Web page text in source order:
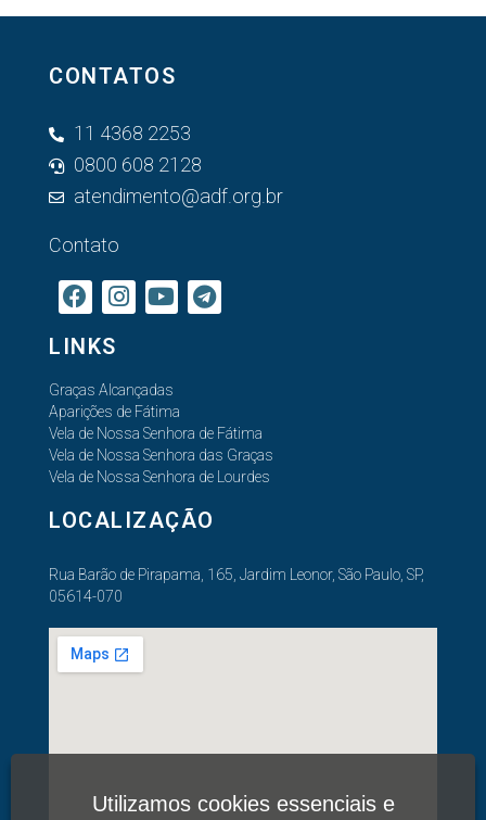
CONTATOS
11 4368 2253
0800 608 2128
atendimento@adf.org.br
Contato
LINKS
Graças Alcançadas
Aparições de Fátima
Vela de Nossa Senhora de Fátima
Vela de Nossa Senhora das Graças
Vela de Nossa Senhora de Lourdes
LOCALIZAÇÃO
Rua Barão de Pirapama, 165, Jardim Leonor, São Paulo, SP,
05614-070
Utilizamos cookies essenciais e